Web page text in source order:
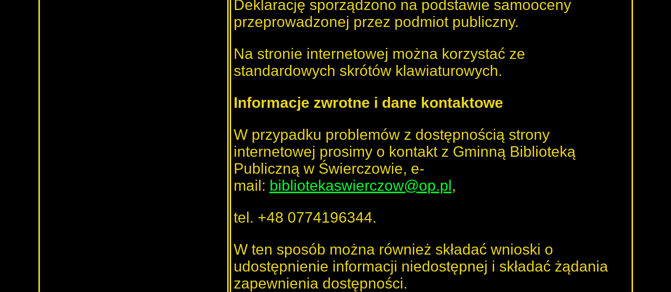
Deklarację sporządzono na podstawie samooceny
przeprowadzonej przez podmiot publiczny.
Na stronie internetowej można korzystać ze
standardowych skrótów klawiaturowych.
Informacje zwrotne i dane kontaktowe
W przypadku problemów z dostępnością strony
internetowej prosimy o kontakt z Gminną Biblioteką
Publiczną w Świerczowie, e-
mail: bibliotekaswierczow@op.pl,
tel. +48 0774196344.
W ten sposób można również składać wnioski o
udostępnienie informacji niedostępnej i składać żądania
zapewnienia dostępności.